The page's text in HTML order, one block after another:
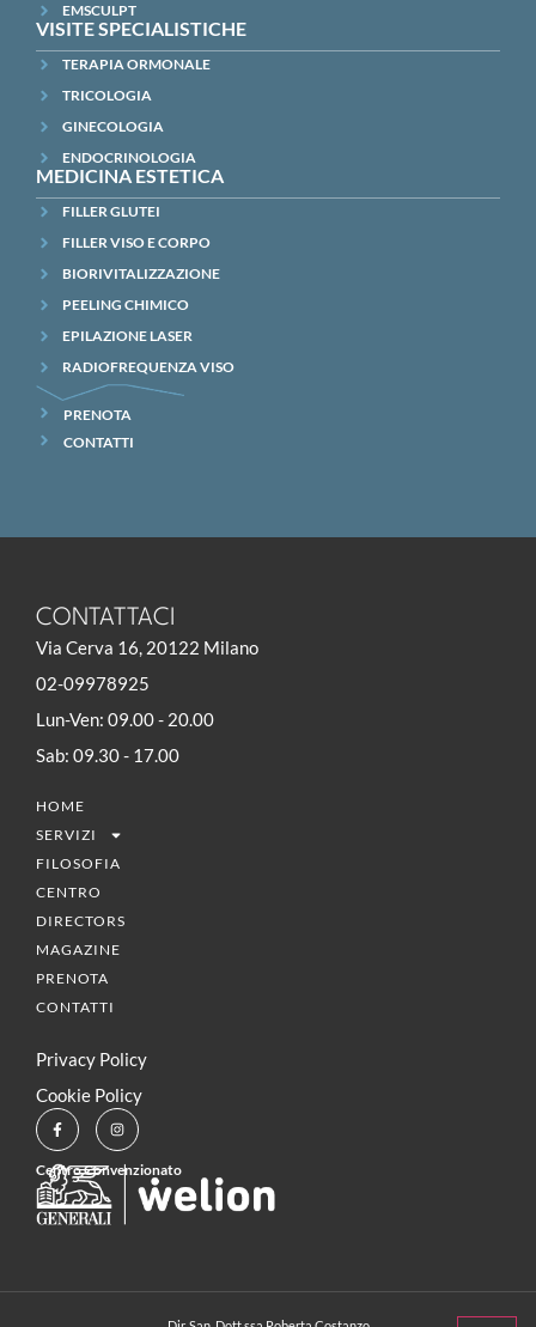
EMSCULPT
VISITE SPECIALISTICHE
TERAPIA ORMONALE
TRICOLOGIA
GINECOLOGIA
ENDOCRINOLOGIA
MEDICINA ESTETICA
FILLER GLUTEI
FILLER VISO E CORPO
BIORIVITALIZZAZIONE
PEELING CHIMICO
EPILAZIONE LASER
RADIOFREQUENZA VISO
PRENOTA
CONTATTI
CONTATTACI
Via Cerva 16, 20122 Milano
02-09978925
Lun-Ven: 09.00 - 20.00
Sab: 09.30 - 17.00
HOME
SERVIZI
FILOSOFIA
CENTRO
DIRECTORS
MAGAZINE
PRENOTA
CONTATTI
Privacy Policy
Cookie Policy
Centro Convenzionato